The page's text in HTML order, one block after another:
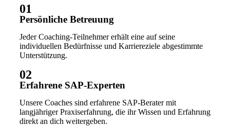
01
Persönliche Betreuung
Jeder Coaching-Teilnehmer erhält eine auf seine
individuellen Bedürfnisse und Karriereziele abgestimmte
Unterstützung.
02
Erfahrene SAP-Experten
Unsere Coaches sind erfahrene SAP-Berater mit
langjähriger Praxiserfahrung, die ihr Wissen und Erfahrung
direkt an dich weitergeben.